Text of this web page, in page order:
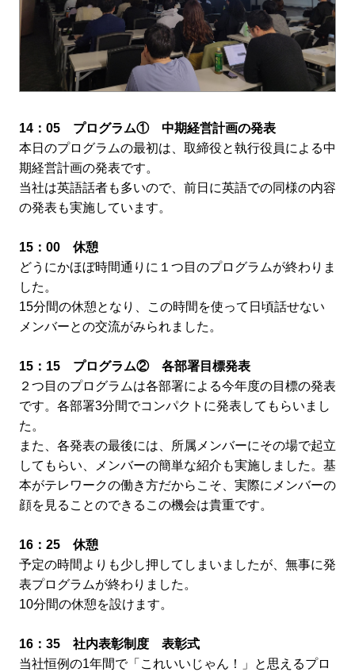
14：05 プログラム① 中期経営計画の発表
本日のプログラムの最初は、取締役と執行役員による中
期経営計画の発表です。
当社は英語話者も多いので、前日に英語での同様の内容
の発表も実施しています。
15：00 休憩
どうにかほぼ時間通りに１つ目のプログラムが終わりま
した。
15分間の休憩となり、この時間を使って日頃話せない
メンバーとの交流がみられました。
15：15 プログラム② 各部署目標発表
２つ目のプログラムは各部署による今年度の目標の発表
です。各部署3分間でコンパクトに発表してもらいまし
た。
また、各発表の最後には、所属メンバーにその場で起立
してもらい、メンバーの簡単な紹介も実施しました。基
本がテレワークの働き方だからこそ、実際にメンバーの
顔を見ることのできるこの機会は貴重です。
16：25 休憩
予定の時間よりも少し押してしまいましたが、無事に発
表プログラムが終わりました。
10分間の休憩を設けます。
16：35 社内表彰制度 表彰式
当社恒例の1年間で「これいいじゃん！」と思えるプロ